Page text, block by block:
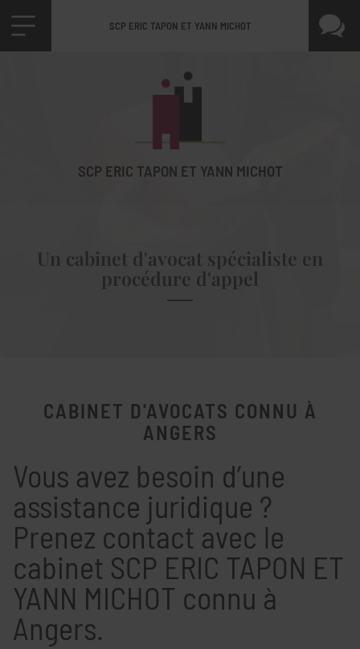
SCP ERIC TAPON ET YANN MICHOT
Un cabinet d'avocat spécialiste en
procédure d'appel
CABINET D'AVOCATS CONNU À
ANGERS
Vous avez besoin d’une
assistance juridique ?
Prenez contact avec le
cabinet SCP ERIC TAPON ET
YANN MICHOT connu à
Angers.
SCP ERIC TAPON ET YANN MICHOT